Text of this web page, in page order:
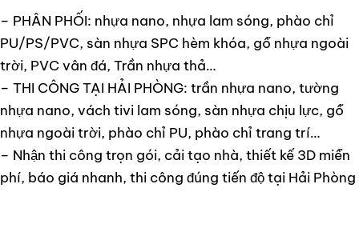
– PHÂN PHỐI: nhựa nano, nhựa lam sóng, phào chỉ
PU/PS/PVC, sàn nhựa SPC hèm khóa, gỗ nhựa ngoài
trời, PVC vân đá, Trần nhựa thả…
– THI CÔNG TẠI HẢI PHÒNG: trần nhựa nano, tường
nhựa nano, vách tivi lam sóng, sàn nhựa chịu lực, gỗ
nhựa ngoài trời, phào chỉ PU, phào chỉ trang trí…
– Nhận thi công trọn gói, cải tạo nhà, thiết kế 3D miễn
phí, báo giá nhanh, thi công đúng tiến độ tại Hải Phòng